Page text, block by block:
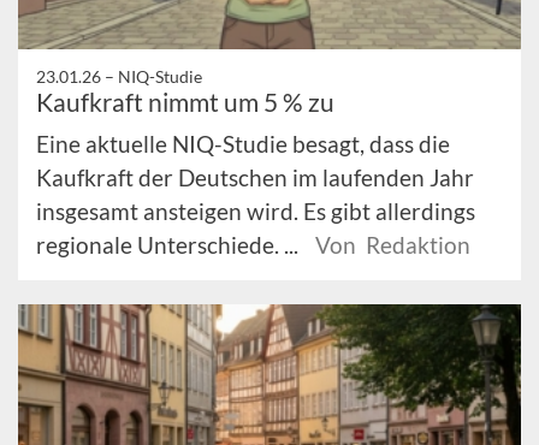
23.01.26 – NIQ-Studie
Kaufkraft nimmt um 5 % zu
Eine aktuelle NIQ-Studie besagt, dass die
Kaufkraft der Deutschen im laufenden Jahr
insgesamt ansteigen wird. Es gibt allerdings
regionale Unterschiede. ...
Von Redaktion